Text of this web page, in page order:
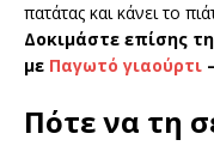
πατάτας και κάνει το
Δοκιμάστε επίσης
με Παγωτό γιαούρτι
Πότε να τη